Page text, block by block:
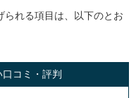
られる項目は、以下のとお
コミ・評判